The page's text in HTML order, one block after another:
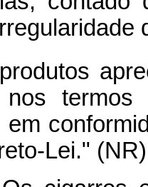
nos
em
Lei." (NR)